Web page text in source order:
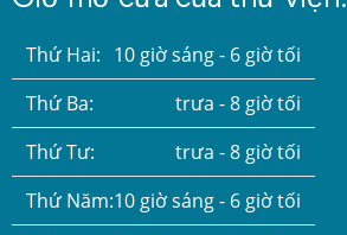
Thứ Hai: 10 giờ sáng - 6 giờ tối
Thứ Ba:
trưa - 8 giờ tối
Thứ Tư:
trưa - 8 giờ tối
Thứ Năm:10 giờ sáng - 6 giờ tối